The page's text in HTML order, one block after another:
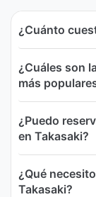
¿Cuánto
¿Cuáles son
más
¿Puedo
en Takasaki?
¿Qué
Takasaki?